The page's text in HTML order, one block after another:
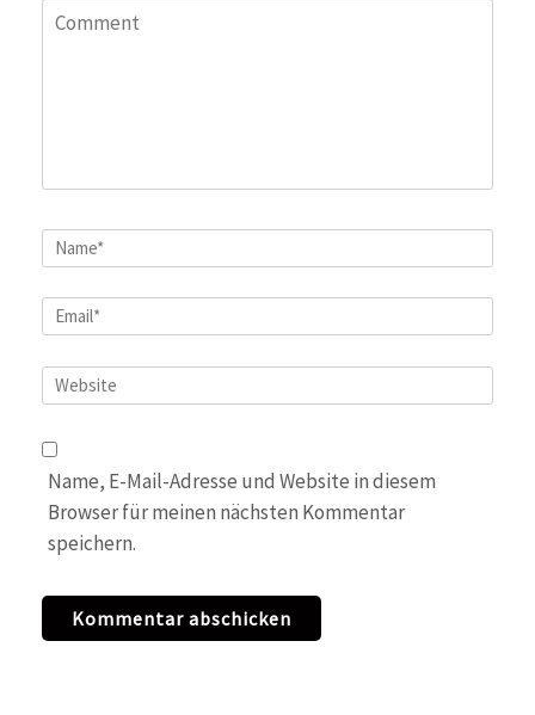
Comment
Name*
Email*
Website
Name, E-Mail-Adresse und Website in diesem
Browser für meinen nächsten Kommentar
speichern.